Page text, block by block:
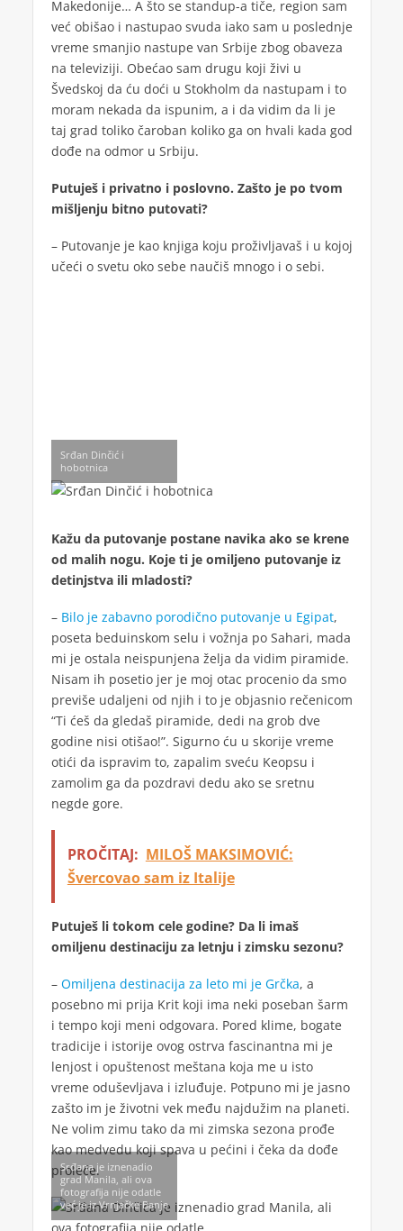
Makedonije… A što se standup-a tiče, region sam
već obišao i nastupao svuda iako sam u poslednje
vreme smanjio nastupe van Srbije zbog obaveza
na televiziji. Obećao sam drugu koji živi u
Švedskoj da ću doći u Stokholm da nastupam i to
moram nekada da ispunim, a i da vidim da li je
taj grad toliko čaroban koliko ga on hvali kada god
dođe na odmor u Srbiju.
Putuješ i privatno i poslovno. Zašto je po tvom
mišljenju bitno putovati?
– Putovanje je kao knjiga koju proživljavaš i u kojoj
učeći o svetu oko sebe naučiš mnogo i o sebi.
Srđan Dinčić i
hobotnica
Kažu da putovanje postane navika ako se krene
od malih nogu. Koje ti je omiljeno putovanje iz
detinjstva ili mladosti?
– Bilo je zabavno porodično putovanje u Egipat,
poseta beduinskom selu i vožnja po Sahari, mada
mi je ostala neispunjena želja da vidim piramide.
Nisam ih posetio jer je moj otac procenio da smo
previše udaljeni od njih i to je objasnio rečenicom
“Ti ćeš da gledaš piramide, dedi na grob dve
godine nisi otišao!”. Sigurno ću u skorije vreme
otići da ispravim to, zapalim sveću Keopsu i
zamolim ga da pozdravi dedu ako se sretnu
negde gore.
PROČITAJ: MILOŠ MAKSIMOVIĆ:
Švercovao sam iz Italije
Putuješ li tokom cele godine? Da li imaš
omiljenu destinaciju za letnju i zimsku sezonu?
– Omiljena destinacija za leto mi je Grčka, a
posebno mi prija Krit koji ima neki poseban šarm
i tempo koji meni odgovara. Pored klime, bogate
tradicije i istorije ovog ostrva fascinantna mi je
lenjost i opuštenost meštana koja me u isto
vreme oduševljava i izluđuje. Potpuno mi je jasno
zašto im je životni vek među najdužim na planeti.
Ne volim zimu tako da mi zimska sezona prođe
kao medvedu koji spava u pećini i čeka da dođe
proleće.
Srđana je iznenadio
grad Manila, ali ova
fotografija nije odatle
već je iz Vrnjačke Banje